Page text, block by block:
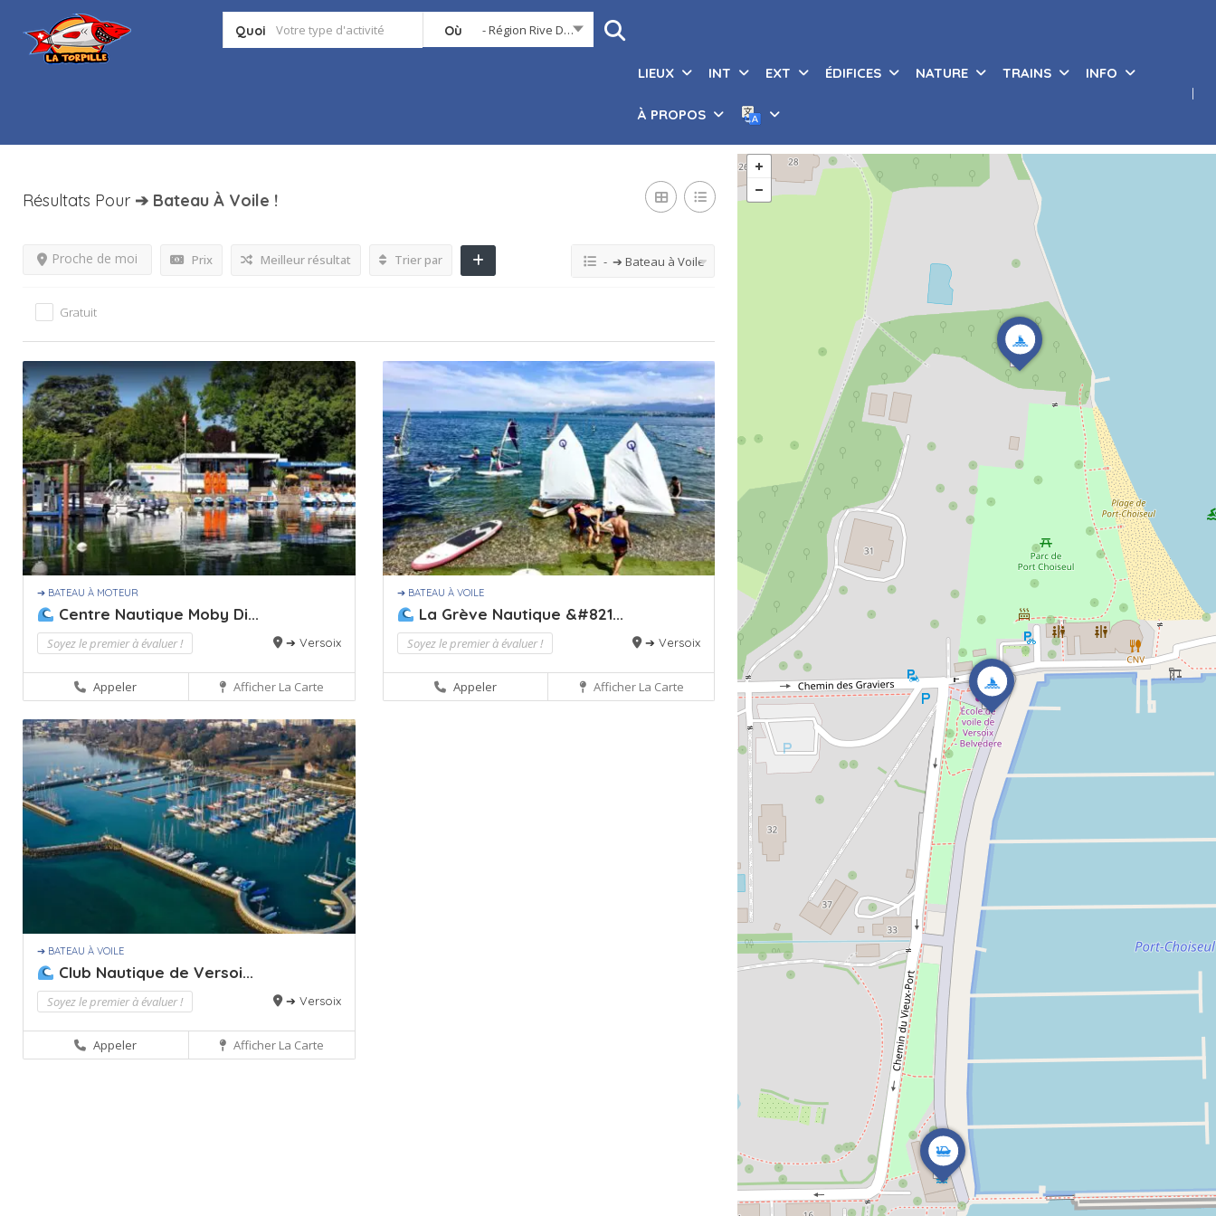
Quoi Où - Région Rive Droite
LIEUX INT EXT ÉDIFICES NATURE TRAINS INFO
À PROPOS
Résultats Pour ➔ Bateau À Voile !
Prix
Proche de moi Meilleur résultat Trier par - ➔ Bateau à Voile
Gratuit
➔ BATEAU À MOTEUR
Centre Nautique Moby Di...
Soyez le premier à évaluer ! ➔ Versoix
Appeler Afficher La Carte
➔ BATEAU À VOILE
La Grève Nautique &#821...
Soyez le premier à évaluer ! ➔ Versoix
Appeler Afficher La Carte
➔ BATEAU À VOILE
Club Nautique de Versoi...
Soyez le premier à évaluer ! ➔ Versoix
Appeler Afficher La Carte